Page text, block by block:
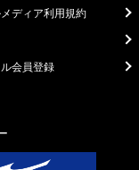
ディア利用規約
会員登録